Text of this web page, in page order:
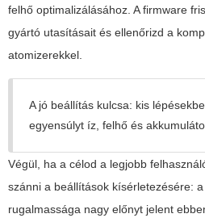
felhő optimalizálásához. A firmware
gyártó utasításait és ellenőrizd a
atomizerekkel.
A jó beállítás kulcsa: kis
egyensúlyt íz, felhő és
Végül, ha a célod a legjobb
szánni a beállítások kísérletezésére: a
rugalmassága nagy előnyt jelent